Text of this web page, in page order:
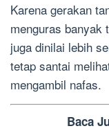
Karena gerakan
menguras banyak
juga dinilai lebih
tetap santai
mengambil nafas.
Baca